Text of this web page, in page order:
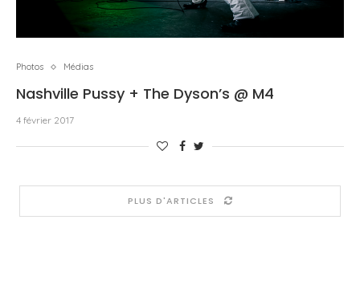
Photos Médias
Nashville Pussy + The Dyson’s @ M4
4 février 2017
PLUS D'ARTICLES